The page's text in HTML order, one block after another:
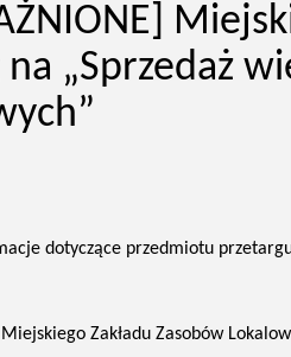
„Sprzedaż
dotyczące przedmiotu
Zakładu Zasobów